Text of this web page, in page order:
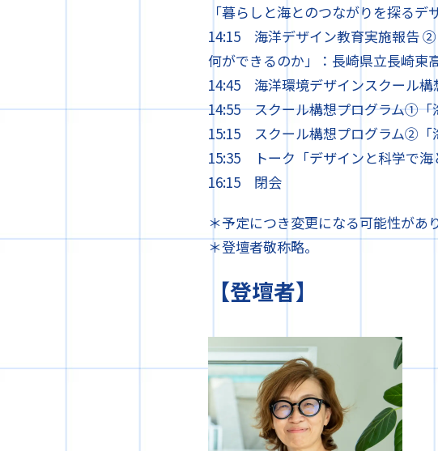
「暮らしと海とのつながりを探る
14:15 海洋デザイン教育実施報告 ②
何ができるのか」：長崎県立長崎東
14:45 海洋環境デザインスクール構
14:55 スクール構想プログラム①「
15:15 スクール構想プログラム②「
15:35 トーク「デザインと科学で海
16:15 閉会
＊予定につき変更になる可能性があ
＊登壇者敬称略。
【登壇者】